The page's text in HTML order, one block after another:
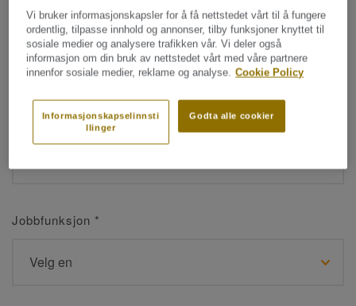
Navn*
Etternavn*
Jobbfunksjon *
Vi bruker informasjonskapsler for å få nettstedet vårt til å fungere
ordentlig, tilpasse innhold og annonser, tilby funksjoner knyttet til
sosiale medier og analysere trafikken vår. Vi deler også
informasjon om din bruk av nettstedet vårt med våre partnere
innenfor sosiale medier, reklame og analyse. Cookie Policy
Godta alle cookier
Informasjonskapselinnsti
llinger